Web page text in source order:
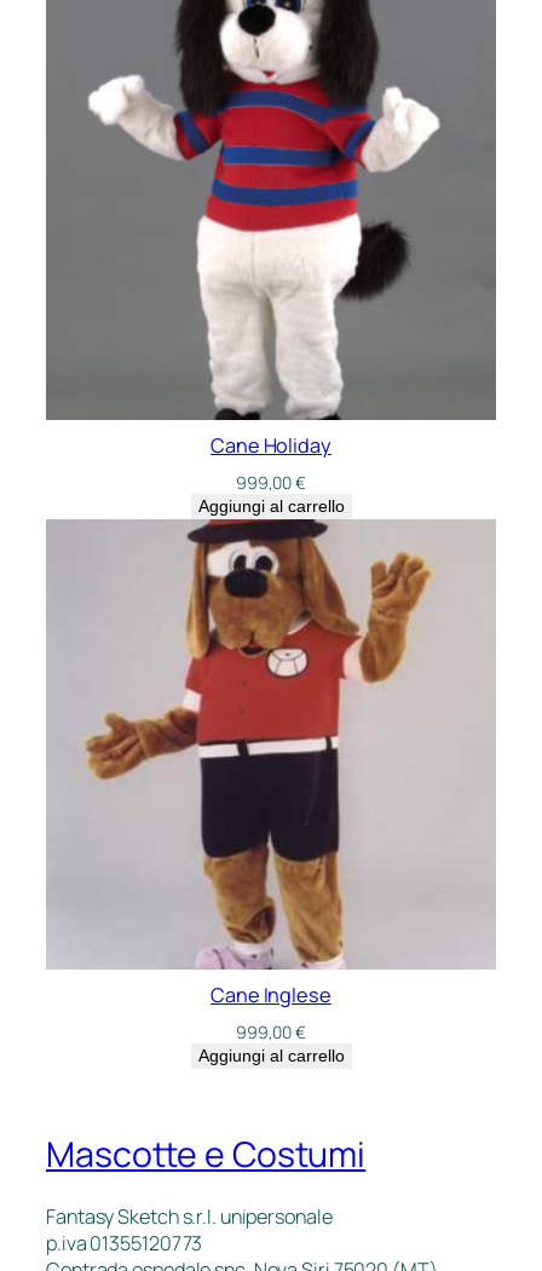
Cane Holiday
999,00€
Aggiungi al carrello
Cane Inglese
999,00€
Aggiungi al carrello
Mascotte e Costumi
Fantasy Sketch s.r.l. unipersonale
p.iva 01355120773